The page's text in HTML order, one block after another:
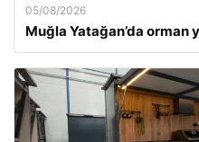
05/08/2026
Muğla Yatağan’da orman